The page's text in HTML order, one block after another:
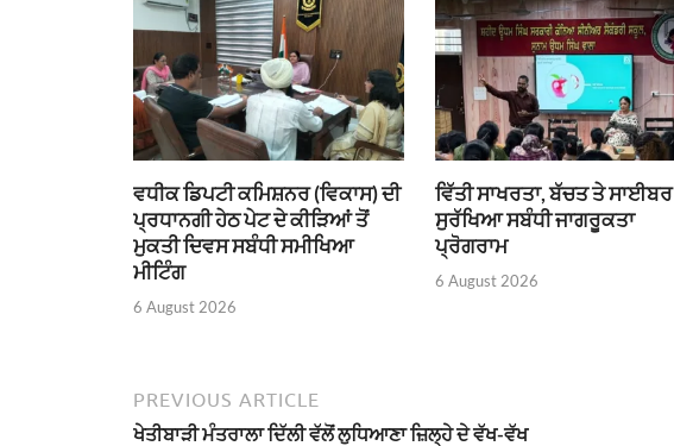
ਵਧੀਕ ਡਿਪਟੀ ਕਮਿਸ਼ਨਰ (ਵਿਕਾਸ) ਦੀ
ਪ੍ਰਧਾਨਗੀ ਹੇਠ ਪੇਟ ਦੇ ਕੀੜਿਆਂ ਤੋਂ
ਮੁਕਤੀ ਦਿਵਸ ਸਬੰਧੀ ਸਮੀਖਿਆ
ਮੀਟਿੰਗ
6 August 2026
ਵਿੱਤੀ ਸਾਖਰਤਾ, ਬੱਚਤ ਤੇ ਸਾਈਬਰ
ਸੁਰੱਖਿਆ ਸਬੰਧੀ ਜਾਗਰੂਕਤਾ
ਪ੍ਰੋਗਰਾਮ
6 August 2026
PREVIOUS ARTICLE
ਖੇਤੀਬਾੜੀ ਮੰਤਰਾਲਾ ਦਿੱਲੀ ਵੱਲੋਂ ਲੁਧਿਆਣਾ ਜ਼ਿਲ੍ਹੇ ਦੇ ਵੱਖ-ਵੱਖ